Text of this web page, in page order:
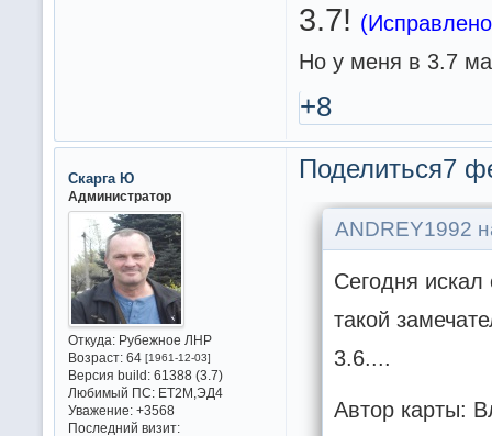
3.7!
Но у меня в 3.7
+8
Поделиться7
Скарга Ю
Администратор
Откуда:Рубежное ЛНР
Возраст:64 [1961-12-03]
Версия build:61388 (3.7)
Любимый ПС:ET2M,ЭД4
Уважение: +3568
Последний визит:
ANDREY1992
Сегодня
такой
3.6....
Автор карты: